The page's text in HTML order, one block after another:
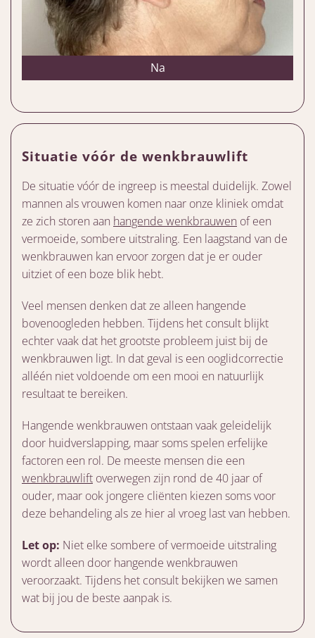
Na
Situatie vóór de wenkbrauwlift
De situatie vóór de ingreep is meestal duidelijk. Zowel
mannen als vrouwen komen naar onze kliniek omdat
ze zich storen aan hangende wenkbrauwen of een
vermoeide, sombere uitstraling. Een laagstand van de
wenkbrauwen kan ervoor zorgen dat je er ouder
uitziet of een boze blik hebt.
Veel mensen denken dat ze alleen hangende
bovenoogleden hebben. Tijdens het consult blijkt
echter vaak dat het grootste probleem juist bij de
wenkbrauwen ligt. In dat geval is een ooglidcorrectie
alléén niet voldoende om een mooi en natuurlijk
resultaat te bereiken.
Hangende wenkbrauwen ontstaan vaak geleidelijk
door huidverslapping, maar soms spelen erfelijke
factoren een rol. De meeste mensen die een
wenkbrauwlift overwegen zijn rond de 40 jaar of
ouder, maar ook jongere cliënten kiezen soms voor
deze behandeling als ze hier al vroeg last van hebben.
Let op: Niet elke sombere of vermoeide uitstraling
wordt alleen door hangende wenkbrauwen
veroorzaakt. Tijdens het consult bekijken we samen
wat bij jou de beste aanpak is.